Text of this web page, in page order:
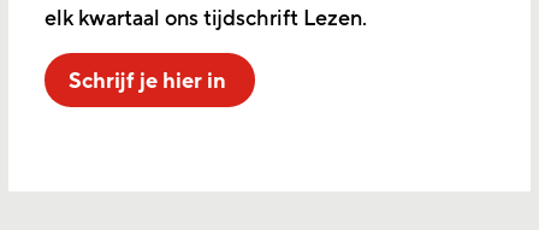
elk kwartaal ons tijdschrift Lezen.
Schrijf je hier in